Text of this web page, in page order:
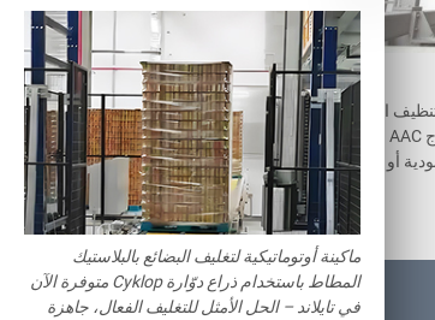
النفاي
أو آلة
مخرطة الإمالة
بعد إتمام عملية القطع الأولي، يتم نقل
القالب إلى منطقة وحدة الإمالة. تقوم
الرافعة بمناولة القالب وتدويره بزاوية
90 درجة، ومن يتم فك ذراع التثبيت ال
ذي يتحكم فيه بواسطة المحرك الهيدر
وليكي لوضع الجدار الجانبي والكتلة مع
اً على عربة القطع.
ماكينة أوتوماتيكية لتغليف البضائع بالبلاستيك
المطاط باستخدام ذراع دوّارة Cyklop متوفرة الآن
في تايلاند – الحل الأمثل للتغليف الفعال، جاهزة